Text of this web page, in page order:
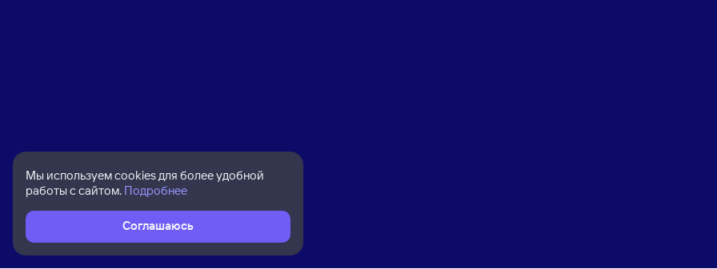
Мы используем cookies для более удобной
работы с сайтом. Подробнее
Соглашаюсь